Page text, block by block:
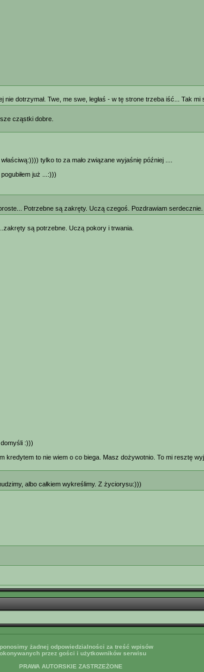
dotrzymał. Twe, me swe, ległaś - w tę strone trzeba iść... Tak mi
cząstki dobre.
tylko to za mało związane wyjaśnię później ....
już ...:)))
Potrzebne są zakręty. Uczą czegoś. Pozdrawiam
są potrzebne. Uczą pokory i trwania.
:)))
to nie wiem o co biega. Masz dożywotnio. To mi resztę
albo całkiem wykreślimy. Z życiorysu:)))
żadnej odpowiedzialności za treść wpisów
przez gości i użytkowników serwisu
PRAWA AUTORSKIE ZASTRZEŻONE